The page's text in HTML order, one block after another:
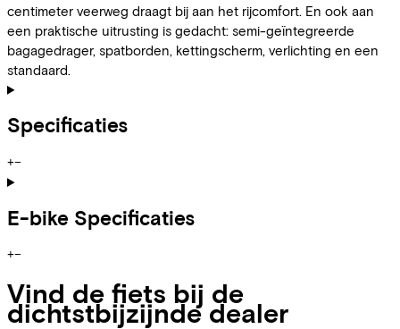
centimeter veerweg draagt bij aan het rijcomfort. En ook aan
een praktische uitrusting is gedacht: semi-geïntegreerde
bagagedrager, spatborden, kettingscherm, verlichting en een
standaard.
Specificaties
+−
E-bike Specificaties
+−
Vind de fiets bij de
dichtstbijzijnde dealer